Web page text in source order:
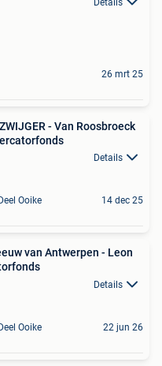
Details
26 mrt 25
Van Roosbroeck
Details
Ooike 14 dec 25
van Antwerpen - Leon
Details
Ooike 22 jun 26